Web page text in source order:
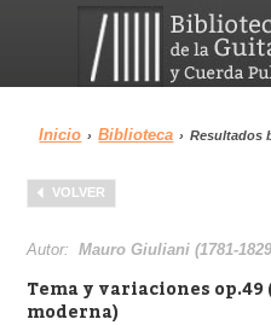
Menu
Biblioteca
Inicio › Biblioteca › Resultados
VOLVER
Autor:Mauro Giuliani (1781-
Tema y variaciones
moderna)